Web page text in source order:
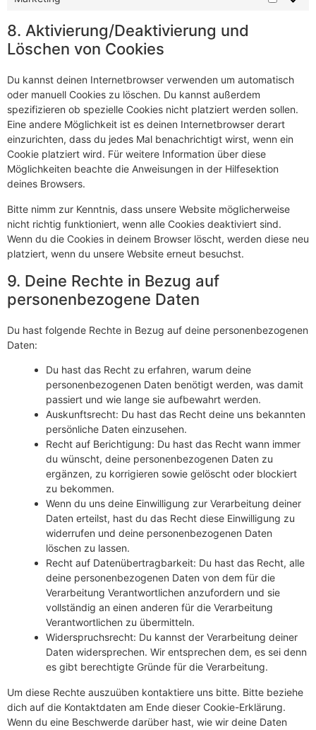
8. Aktivierung/Deaktivierung und
Löschen von Cookies
Du kannst deinen Internetbrowser verwenden um automatisch
oder manuell Cookies zu löschen. Du kannst außerdem
spezifizieren ob spezielle Cookies nicht platziert werden sollen.
Eine andere Möglichkeit ist es deinen Internetbrowser derart
einzurichten, dass du jedes Mal benachrichtigt wirst, wenn ein
Cookie platziert wird. Für weitere Information über diese
Möglichkeiten beachte die Anweisungen in der Hilfesektion
deines Browsers.
Bitte nimm zur Kenntnis, dass unsere Website möglicherweise
nicht richtig funktioniert, wenn alle Cookies deaktiviert sind.
Wenn du die Cookies in deinem Browser löscht, werden diese neu
platziert, wenn du unsere Website erneut besuchst.
9. Deine Rechte in Bezug auf
personenbezogene Daten
Du hast folgende Rechte in Bezug auf deine personenbezogenen
Daten:
Du hast das Recht zu erfahren, warum deine
personenbezogenen Daten benötigt werden, was damit
passiert und wie lange sie aufbewahrt werden.
Auskunftsrecht: Du hast das Recht deine uns bekannten
persönliche Daten einzusehen.
Recht auf Berichtigung: Du hast das Recht wann immer
du wünscht, deine personenbezogenen Daten zu
ergänzen, zu korrigieren sowie gelöscht oder blockiert
zu bekommen.
Wenn du uns deine Einwilligung zur Verarbeitung deiner
Daten erteilst, hast du das Recht diese Einwilligung zu
widerrufen und deine personenbezogenen Daten
löschen zu lassen.
Recht auf Datenübertragbarkeit: Du hast das Recht, alle
deine personenbezogenen Daten von dem für die
Verarbeitung Verantwortlichen anzufordern und sie
vollständig an einen anderen für die Verarbeitung
Verantwortlichen zu übermitteln.
Widerspruchsrecht: Du kannst der Verarbeitung deiner
Daten widersprechen. Wir entsprechen dem, es sei denn
es gibt berechtigte Gründe für die Verarbeitung.
Um diese Rechte auszuüben kontaktiere uns bitte. Bitte beziehe
dich auf die Kontaktdaten am Ende dieser Cookie-Erklärung.
Wenn du eine Beschwerde darüber hast, wie wir deine Daten